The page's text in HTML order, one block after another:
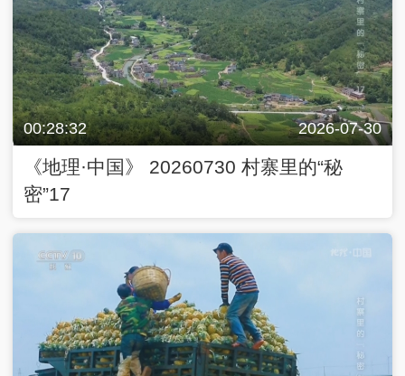
00:28:32 2026-07-30
《地理·中国》 20260730 村寨里的“秘
密”17